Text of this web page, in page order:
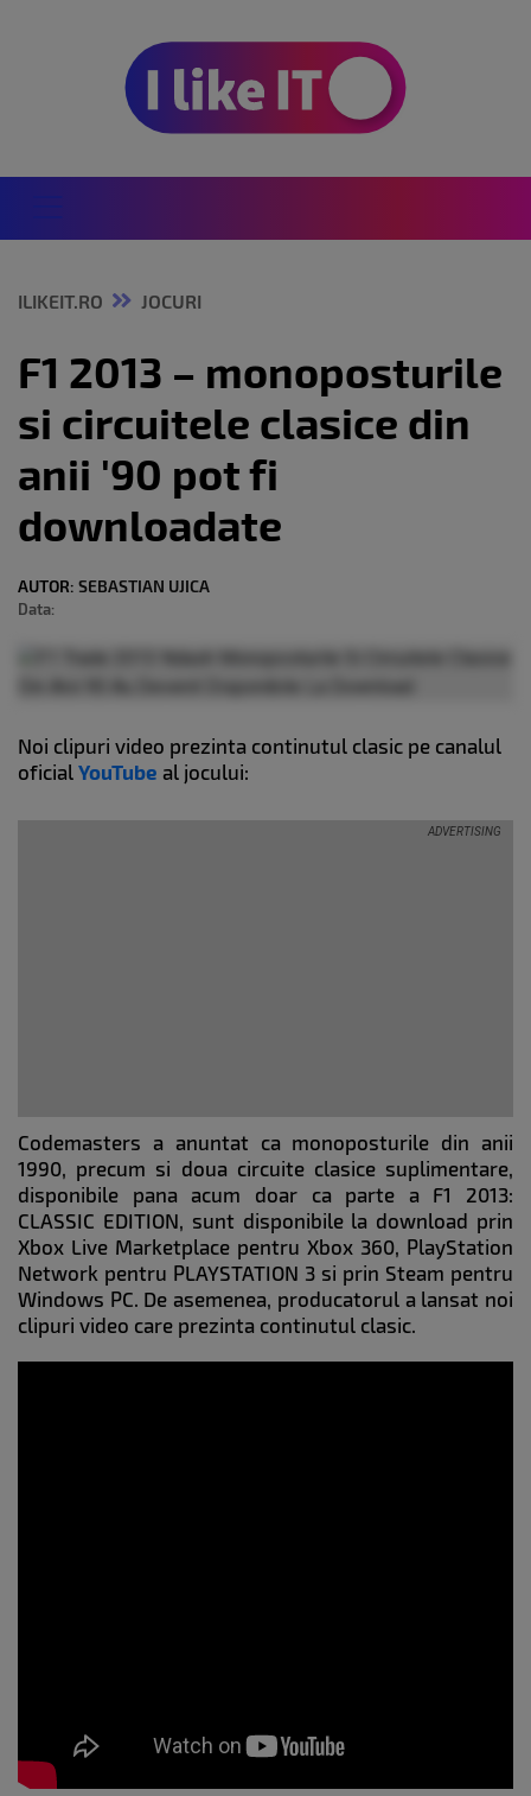
ILIKEIT.RO JOCURI
F1 2013 – monoposturile
si circuitele clasice din
anii '90 pot fi
downloadate
AUTOR: SEBASTIAN UJICA
Data:
Noi clipuri video prezinta continutul clasic pe canalul
oficial YouTube al jocului:
Codemasters a anuntat ca monoposturile din anii
1990, precum si doua circuite clasice suplimentare,
disponibile pana acum doar ca parte a F1 2013:
CLASSIC EDITION, sunt disponibile la download prin
Xbox Live Marketplace pentru Xbox 360, PlayStation
Network pentru PLAYSTATION 3 si prin Steam pentru
Windows PC. De asemenea, producatorul a lansat noi
clipuri video care prezinta continutul clasic.